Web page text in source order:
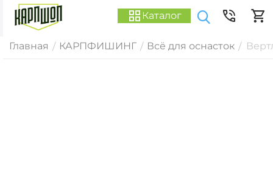
Каталог
Главная / КАРПФИШИНГ / Всё для оснасток /